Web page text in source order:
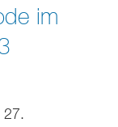
im
27.